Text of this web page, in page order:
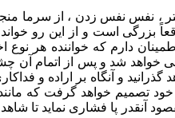
هست که می بینیم موضوع اورست تنها بار بردن تا ارتفاع ۸۵۰۰ متر ،
بزرگی است و از این رو
دارم که خواننده هر نوع
خواهد شد و پس از اتمام آن
و آنگاه بر اراده و
تصمیم خواهد گرفت که مانند
آنقدر پا فشاری نماید تا